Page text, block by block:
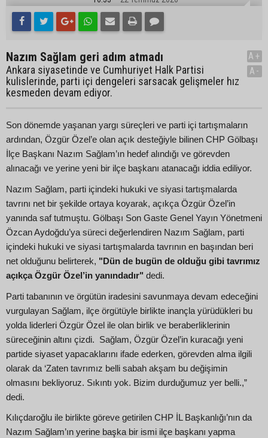
Nazım Sağlam geri adım atmadı
Ankara siyasetinde ve Cumhuriyet Halk Partisi
kulislerinde, parti içi dengeleri sarsacak gelişmeler hız
kesmeden devam ediyor.
A+
A-
Son dönemde yaşanan yargı süreçleri ve parti içi tartışmaların
ardından, Özgür Özel’e olan açık desteğiyle bilinen CHP Gölbaşı
İlçe Başkanı Nazım Sağlam’ın hedef alındığı ve görevden
alınacağı ve yerine yeni bir ilçe başkanı atanacağı iddia ediliyor.
Nazım Sağlam, parti içindeki hukuki ve siyasi tartışmalarda
tavrını net bir şekilde ortaya koyarak, açıkça Özgür Özel’in
yanında saf tutmuştu. Gölbaşı Son Gaste Genel Yayın Yönetmeni
Özcan Aydoğdu’ya süreci değerlendiren Nazım Sağlam, parti
içindeki hukuki ve siyasi tartışmalarda tavrının en başından beri
net olduğunu belirterek, "Dün de bugün de olduğu gibi tavrımız
açıkça Özgür Özel’in yanındadır" dedi.
Parti tabanının ve örgütün iradesini savunmaya devam edeceğini
vurgulayan Sağlam, ilçe örgütüyle birlikte inançla yürüdükleri bu
yolda liderleri Özgür Özel ile olan birlik ve beraberliklerinin
süreceğinin altını çizdi. Sağlam, Özgür Özel’in kuracağı yeni
partide siyaset yapacaklarını ifade ederken, görevden alma ilgili
olarak da ‘Zaten tavrımız belli sabah akşam bu değişimin
olmasını bekliyoruz. Sıkıntı yok. Bizim durduğumuz yer belli.,”
dedi.
Kılıçdaroğlu ile birlikte göreve getirilen CHP İL Başkanlığı’nın da
Nazım Sağlam’ın yerine başka bir ismi ilçe başkanı yapma